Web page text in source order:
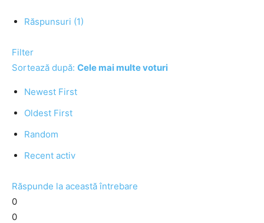
Răspunsuri (1)
Filter
Sortează după: Cele mai multe voturi
Newest First
Oldest First
Random
Recent activ
Răspunde la această întrebare
0
0